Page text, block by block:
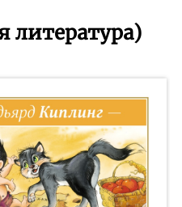
литература)